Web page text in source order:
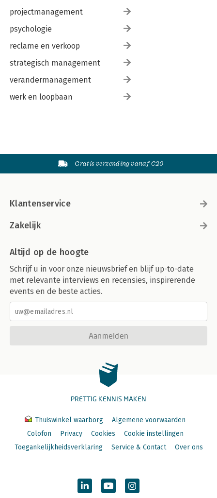
projectmanagement
psychologie
reclame en verkoop
strategisch management
verandermanagement
werk en loopbaan
Gratis verzending vanaf €20
Klantenservice
Zakelijk
Altijd op de hoogte
Schrijf u in voor onze nieuwsbrief en blijf up-to-date
met relevante interviews en recensies, inspirerende
events en de beste acties.
Aanmelden
PRETTIG KENNIS MAKEN
Thuiswinkel waarborg
Algemene voorwaarden
Colofon
Privacy Cookies
Cookie instellingen
Toegankelijkheidsverklaring
Service & Contact Over ons